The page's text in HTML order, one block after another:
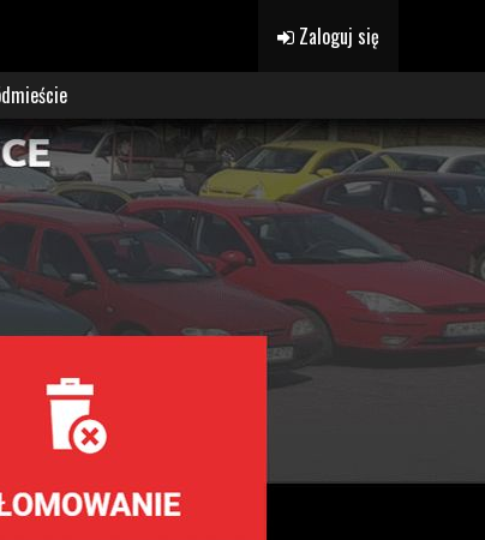
Zaloguj się